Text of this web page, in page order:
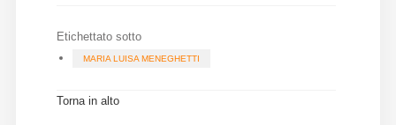
Etichettato sotto
MARIA LUISA MENEGHETTI
Torna in alto